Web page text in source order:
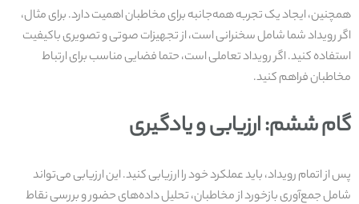
همچنین، ایجاد یک تجربه همه‌جانبه برای مخاطبان اهمیت دارد. برای مثال،
اگر رویداد شما شامل سخنرانی است، از تجهیزات صوتی و تصویری باکیفیت
استفاده کنید. اگر رویداد تعاملی است، حتما فضایی مناسب برای ارتباط
مخاطبان فراهم کنید.
گام ششم: ارزیابی و یادگیری
پس از اتمام رویداد، باید عملکرد خود را ارزیابی کنید. این ارزیابی می‌تواند
شامل جمع‌آوری بازخورد از مخاطبان، تحلیل داده‌های حضور و بررسی نقاط